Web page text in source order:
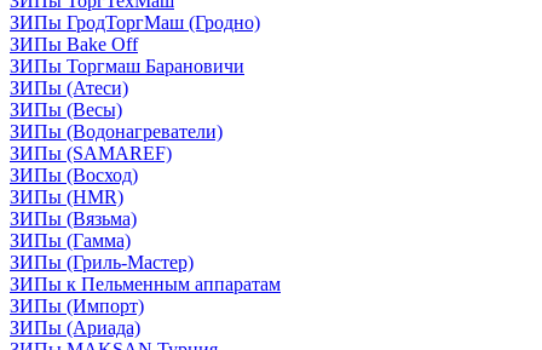
ЗИПы ГродТоргМаш (Гродно)
ЗИПы Bake Off
ЗИПы Торгмаш Барановичи
ЗИПы (Атеси)
ЗИПы (Весы)
ЗИПы (Водонагреватели)
ЗИПы (SAMAREF)
ЗИПы (Восход)
ЗИПы (HMR)
ЗИПы (Вязьма)
ЗИПы (Гамма)
ЗИПы (Гриль-Мастер)
ЗИПы к Пельменным аппаратам
ЗИПы (Импорт)
ЗИПы (Ариада)